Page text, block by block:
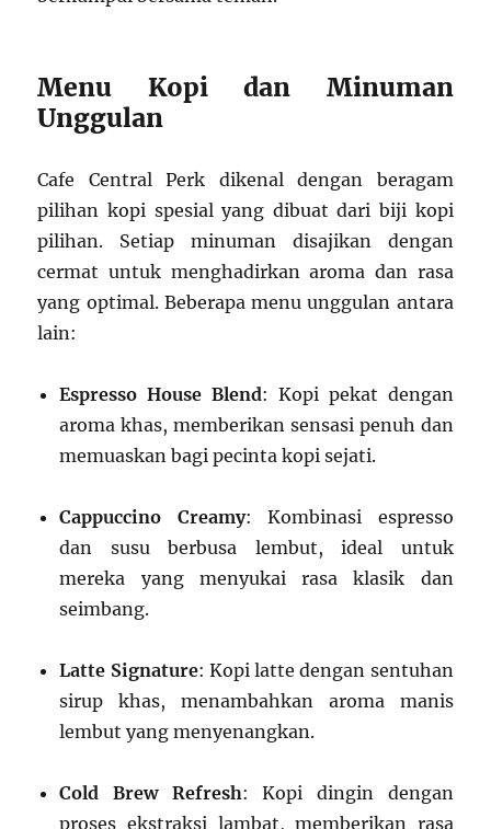
Menu Kopi dan Minuman
Unggulan
Cafe Central Perk dikenal dengan beragam
pilihan kopi spesial yang dibuat dari biji kopi
pilihan. Setiap minuman disajikan dengan
cermat untuk menghadirkan aroma dan rasa
yang optimal. Beberapa menu unggulan antara
lain:
Espresso House Blend: Kopi pekat dengan
aroma khas, memberikan sensasi penuh dan
memuaskan bagi pecinta kopi sejati.
Cappuccino Creamy: Kombinasi espresso
dan susu berbusa lembut, ideal untuk
mereka yang menyukai rasa klasik dan
seimbang.
Latte Signature: Kopi latte dengan sentuhan
sirup khas, menambahkan aroma manis
lembut yang menyenangkan.
Cold Brew Refresh: Kopi dingin dengan
proses ekstraksi lambat, memberikan rasa